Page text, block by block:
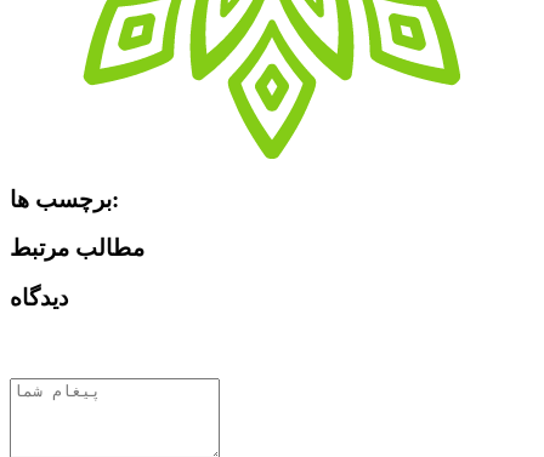
برچسب ها:
مطالب مرتبط
دیدگاه